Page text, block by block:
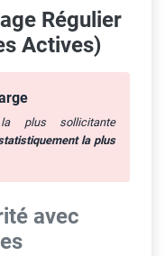
Régulier
Actives)
plus sollicitante
la plus
avec